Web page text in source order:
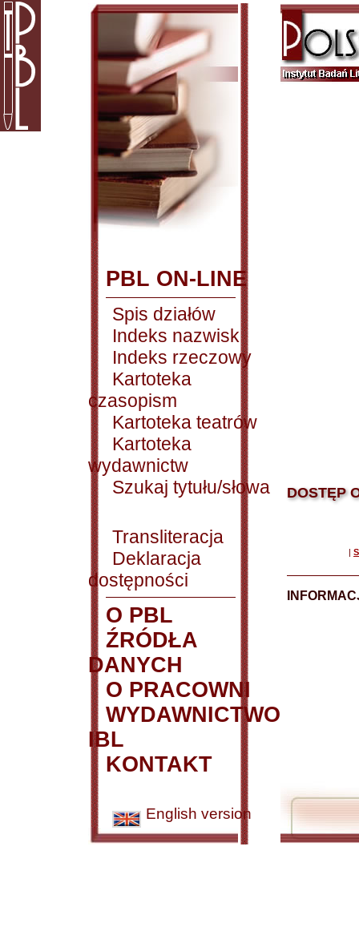
PBL ON-LINE
Spis działów
Indeks nazwisk
Indeks rzeczowy
Kartoteka
czasopism
Kartoteka teatrów
Kartoteka
wydawnictw
Szukaj tytułu/słowa
Transliteracja
Deklaracja
dostępności
O PBL
ŹRÓDŁA
DANYCH
O PRACOWNI
WYDAWNICTWO
IBL
KONTAKT
English version
DOSTĘP
|